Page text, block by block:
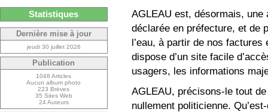
AGLEAU est, désormais,
déclarée en préfecture, et de
l’eau, à partir de nos
dispose d’un site facile
usagers, les informations
AGLEAU, précisons-le tout
nullement politicienne.
Statistiques
Dernière mise à jour
jeudi 30 juillet 2026
Publication
1048 Articles
Aucun album photo
223 Brèves
35 Sites Web
24 Auteurs